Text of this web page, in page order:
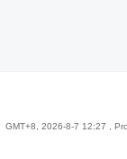
GMT+8, 2026-8-7 12:27 ,